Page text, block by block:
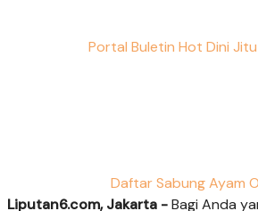
Portal Buletin Hot Dini
Daftar Sabung Ayam
Liputan6.com, Jakarta -Bagi Anda